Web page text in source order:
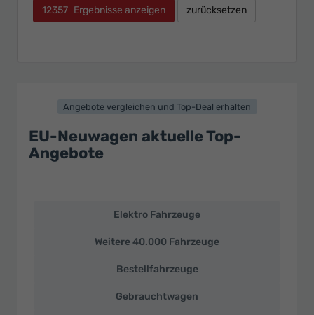
12357 Ergebnisse anzeigen zurücksetzen
Angebote vergleichen und Top-Deal erhalten
EU-Neuwagen aktuelle Top-
Angebote
Neuwagen
Elektro Fahrzeuge
Weitere 40.000 Fahrzeuge
Bestellfahrzeuge
Gebrauchtwagen